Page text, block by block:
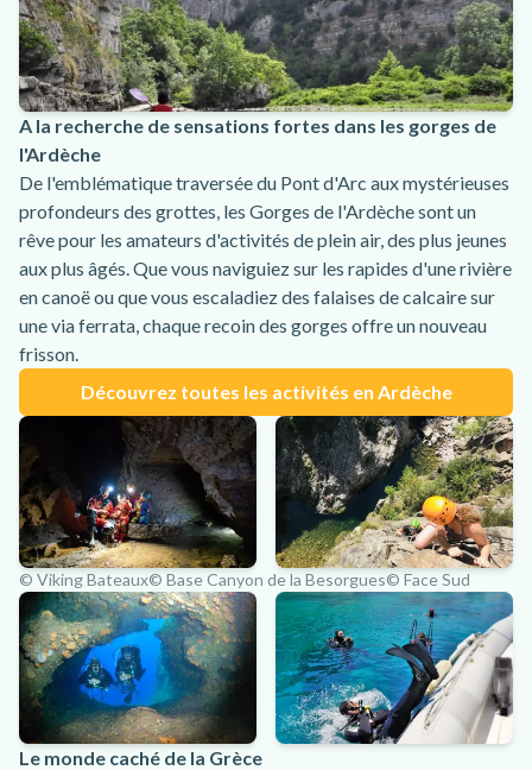
A la recherche de sensations fortes dans les gorges de
l'Ardèche
De l'emblématique traversée du Pont d'Arc aux mystérieuses
profondeurs des grottes, les Gorges de l'Ardèche sont un
rêve pour les amateurs d'activités de plein air, des plus jeunes
aux plus âgés. Que vous naviguiez sur les rapides d'une rivière
en canoë ou que vous escaladiez des falaises de calcaire sur
une via ferrata, chaque recoin des gorges offre un nouveau
frisson.
Découvrez toutes les activités en Ardèche
© Viking Bateaux© Base Canyon de la Besorgues© Face Sud
Le monde caché de la Grèce